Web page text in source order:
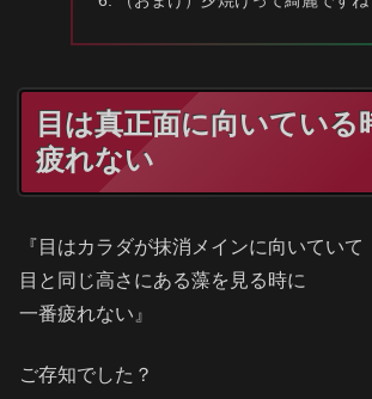
目は真正面に向いている
疲れない
『目はカラダが抹消メインに向いていて
目と同じ高さにある藻を見る時に
一番疲れない』
ご存知でした？